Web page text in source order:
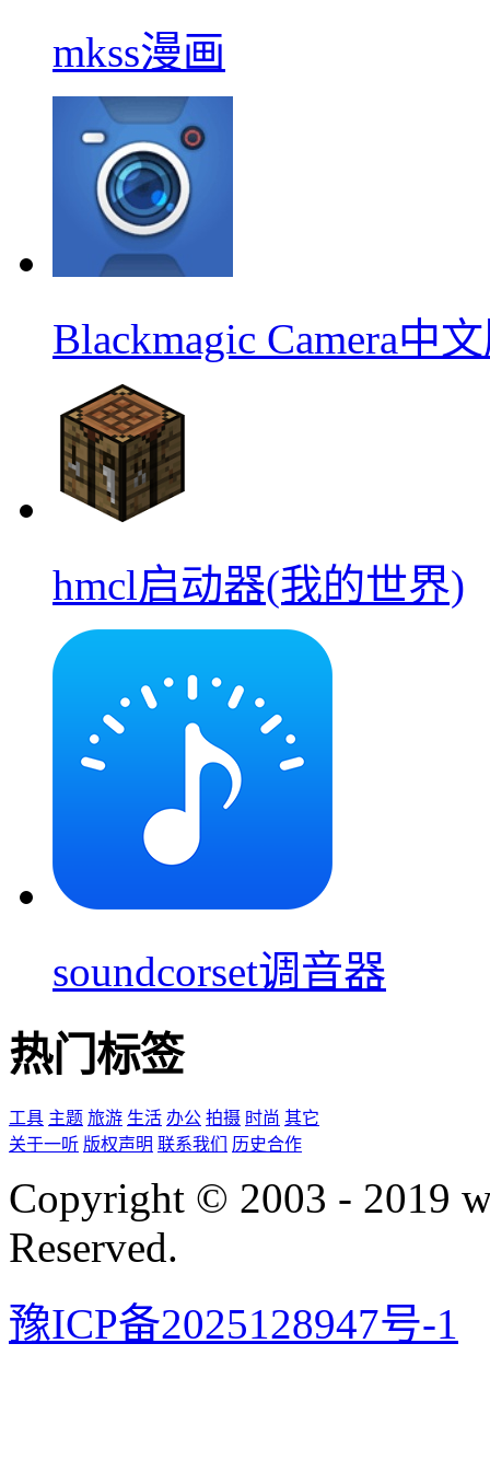
mkss漫画
Blackmagic Camera中
hmcl启动器(我的世界)
soundcorset调音器
热门标签
工具 主题 旅游 生活 办公 拍摄 时尚 其它
关于一听 版权声明 联系我们 历史合作
Copyright © 2003 - 2019
Reserved.
豫ICP备2025128947号-1